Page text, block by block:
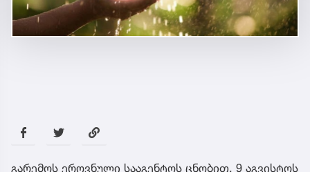
გარემოს ეროვნული სააგენტოს ცნობით, 9 აგვისტოს